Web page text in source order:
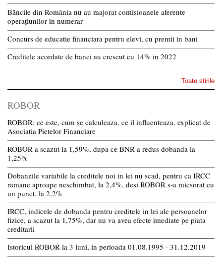
Băncile din România nu au majorat comisioanele aferente
operațiunilor în numerar
Concurs de educatie financiara pentru elevi, cu premii in bani
Creditele acordate de banci au crescut cu 14% in 2022
Toate stirile
ROBOR
ROBOR: ce este, cum se calculeaza, ce il influenteaza, explicat de
Asociatia Pietelor Financiare
ROBOR a scazut la 1,59%, dupa ce BNR a redus dobanda la
1,25%
Dobanzile variabile la creditele noi in lei nu scad, pentru ca IRCC
ramane aproape neschimbat, la 2,4%, desi ROBOR s-a micsorat cu
un punct, la 2,2%
IRCC, indicele de dobanda pentru creditele in lei ale persoanelor
fizice, a scazut la 1,75%, dar nu va avea efecte imediate pe piata
creditarii
Istoricul ROBOR la 3 luni, in perioada 01.08.1995 - 31.12.2019